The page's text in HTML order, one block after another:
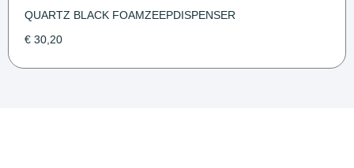
QUARTZ BLACK FOAMZEEPDISPENSER
€ 30,20